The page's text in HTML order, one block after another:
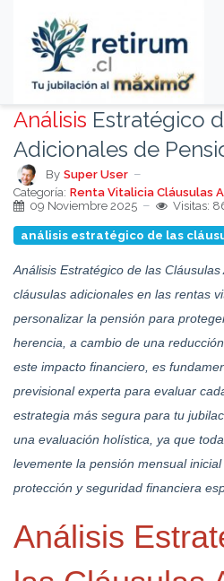
Análisis Estratégico
Adicionales de
By Super User
Categoría: Renta Vitalicia Cláusulas
09 Noviembre 2025
Visitas:
análisis estratégico de las
Análisis Estratégico de las
cláusulas adicionales en las rentas
personalizar la pensión para
herencia, a cambio de una
este impacto financiero, es
previsional experta para evaluar
estrategia más segura para tu
una evaluación holística, ya que
levemente la pensión mensual
protección y seguridad financiera
Análisis